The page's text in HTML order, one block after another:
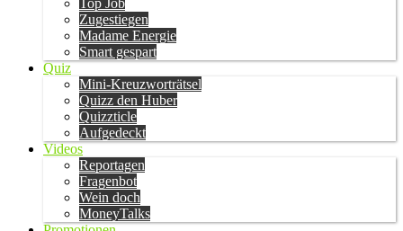
Top Job
Zugestiegen
Madame Energie
Smart gespart
Quiz
Mini-Kreuzworträtsel
Quizz den Huber
Quizzticle
Aufgedeckt
Videos
Reportagen
Fragenbot
Wein doch
MoneyTalks